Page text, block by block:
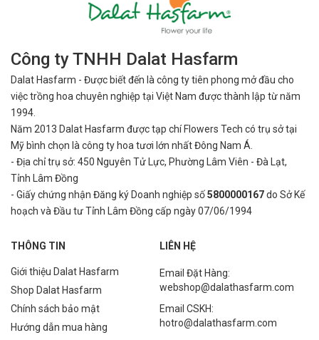
Công ty TNHH Dalat Hasfarm
Dalat Hasfarm - Được biết đến là công ty tiên phong mở đầu cho
việctrồng hoa chuyên nghiệp tại Việt Nam được thành lập từ năm
1994.
Năm 2013 Dalat Hasfarm được tạp chí Flowers Tech có trụ sở tại
Mỹ bình chọn là công ty hoa tươi lớn nhất Đông Nam Á.
- Địa chỉ trụ sở: 450 Nguyên Tử Lực, Phường Lâm Viên - Đà Lạt,
Tỉnh Lâm Đồng
- Giấy chứng nhận Đăng ký Doanh nghiệp số5800000167do Sở Kế
hoạch và Đầu tư Tỉnh Lâm Đồng cấp ngày 07/06/1994
THÔNG TIN
Giới thiệu Dalat Hasfarm
Shop Dalat Hasfarm
Chính sách bảo mật
Hướng dẫn mua hàng
LIÊN HỆ
Email Đặt Hàng:
webshop@dalathasfarm.com
Email CSKH:
hotro@dalathasfarm.com